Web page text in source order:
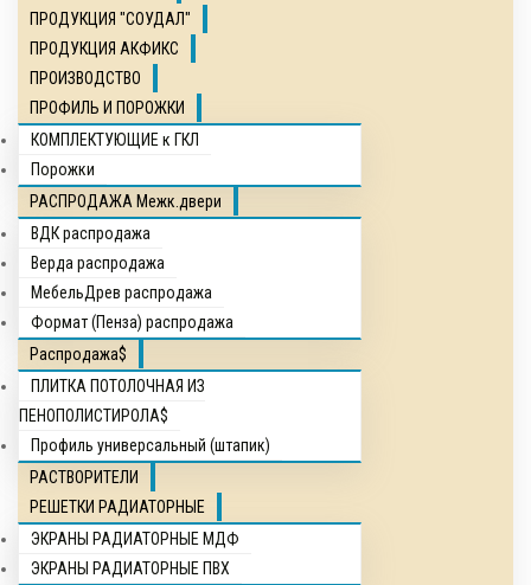
ПРОДУКЦИЯ "СОУДАЛ"
ПРОДУКЦИЯ АКФИКС
ПРОИЗВОДСТВО
ПРОФИЛЬ И ПОРОЖКИ
КОМПЛЕКТУЮЩИЕ к ГКЛ
Порожки
РАСПРОДАЖА Межк.двери
ВДК распродажа
Верда распродажа
МебельДрев распродажа
Формат (Пенза) распродажа
Распродажа$
ПЛИТКА ПОТОЛОЧНАЯ ИЗ
ПЕНОПОЛИСТИРОЛА$
Профиль универсальный (штапик)
РАСТВОРИТЕЛИ
РЕШЕТКИ РАДИАТОРНЫЕ
ЭКРАНЫ РАДИАТОРНЫЕ МДФ
ЭКРАНЫ РАДИАТОРНЫЕ ПВХ